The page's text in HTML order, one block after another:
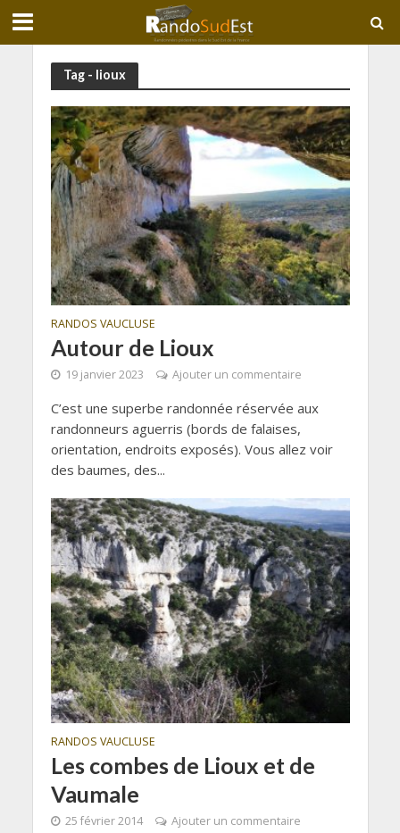
Tag - lioux
RANDOS VAUCLUSE
Autour de Lioux
19 janvier 2023 Ajouter un commentaire
C’est une superbe randonnée réservée aux
randonneurs aguerris (bords de falaises,
orientation, endroits exposés). Vous allez voir
des baumes, des...
RANDOS VAUCLUSE
Les combes de Lioux et de
Vaumale
25 février 2014 Ajouter un commentaire